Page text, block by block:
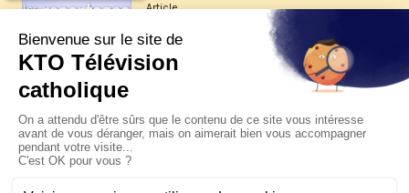
Article
Les reportages d'été 2026 de KTO
La visite pastorale du pape Léon
XIV à Assise à suivre sur KTO le
jeudi 6 août